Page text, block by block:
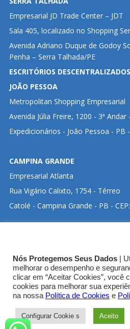
Empresarial JD Trade Center – JDT
Sala 405, localizado no Shopping
Avenida Adriano Duque de Godoy
Penha – Serra Talhada/PE
ESCRITÓRIOS
JOÃO PESSOA
Metropolitan Shopping Empresarial
Avenida Júlia Freire, 1200 - 3ª Andar
Expedicionários - João Pessoa - PB
CAMPINA GRANDE
Empresarial Atlanta
Rua Vigário Calixto, 1754 - Térreo
Catolé - Campina Grande - PB -
GOOGLE MAPS:
SEDE CRT-03
Nós Protegemos Seus Dados |
melhorar o desempenho e
clicar em “Aceitar Cookies”, você
cookies para melhorar sua
na nossa Política de Cookies e
Configurar Cookie s Aceito